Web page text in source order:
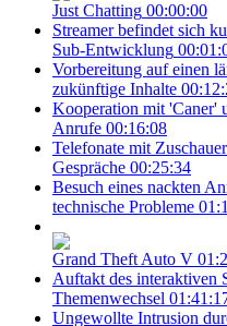
Just Chatting 00:00:00
Streamer befindet sich
Sub-Entwicklung
Vorbereitung auf einen
zukünftige Inhalte
Kooperation mit 'Caner'
Anrufe 00:16:08
Telefonate mit
Gespräche 00:25:34
Besuch eines nackten
technische Probleme
Grand Theft Auto V
Auftakt des interaktiven
Themenwechsel
Ungewollte Intrusion